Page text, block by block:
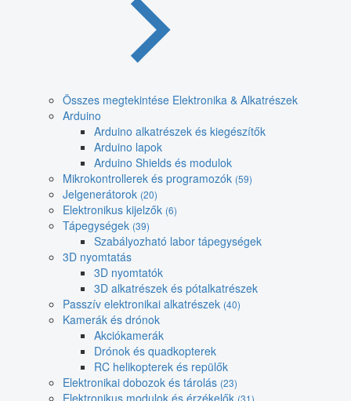
Összes megtekintése Elektronika & Alkatrészek
Arduino
Arduino alkatrészek és kiegészítők
Arduino lapok
Arduino Shields és modulok
Mikrokontrollerek és programozók (59)
Jelgenerátorok (20)
Elektronikus kijelzők (6)
Tápegységek (39)
Szabályozható labor tápegységek
3D nyomtatás
3D nyomtatók
3D alkatrészek és pótalkatrészek
Passzív elektronikai alkatrészek (40)
Kamerák és drónok
Akciókamerák
Drónok és quadkopterek
RC helikopterek és repülők
Elektronikai dobozok és tárolás (23)